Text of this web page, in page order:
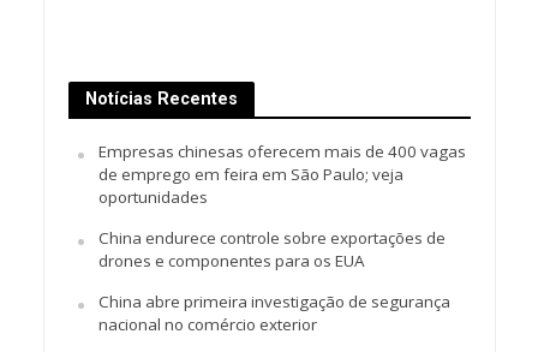
Notícias Recentes
Empresas chinesas oferecem mais de 400 vagas
de emprego em feira em São Paulo; veja
oportunidades
China endurece controle sobre exportações de
drones e componentes para os EUA
China abre primeira investigação de segurança
nacional no comércio exterior